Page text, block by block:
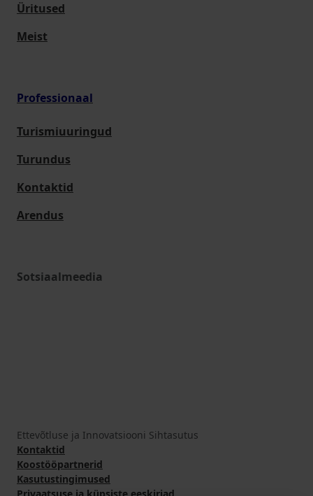
Üritused
Meist
Professionaal
Turismiuuringud
Turundus
Kontaktid
Arendus
Sotsiaalmeedia
Ettevõtluse ja Innovatsiooni Sihtasutus
Kontaktid
Koostööpartnerid
Kasutustingimused